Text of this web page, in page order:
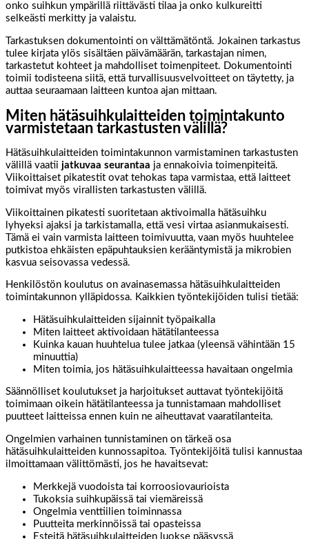
onko suihkun ympärillä riittävästi tilaa ja onko kulkureitti
selkeästi merkitty ja valaistu.
Tarkastuksen dokumentointi on välttämätöntä. Jokainen tarkastus
tulee kirjata ylös sisältäen päivämäärän, tarkastajan nimen,
tarkastetut kohteet ja mahdolliset toimenpiteet. Dokumentointi
toimii todisteena siitä, että turvallisuusvelvoitteet on täytetty, ja
auttaa seuraamaan laitteen kuntoa ajan mittaan.
Miten hätäsuihkulaitteiden toimintakunto
varmistetaan tarkastusten välillä?
Hätäsuihkulaitteiden toimintakunnon varmistaminen tarkastusten
välillä vaatii jatkuvaa seurantaa ja ennakoivia toimenpiteitä.
Viikoittaiset pikatestit ovat tehokas tapa varmistaa, että laitteet
toimivat myös virallisten tarkastusten välillä.
Viikoittainen pikatesti suoritetaan aktivoimalla hätäsuihku
lyhyeksi ajaksi ja tarkistamalla, että vesi virtaa asianmukaisesti.
Tämä ei vain varmista laitteen toimivuutta, vaan myös huuhtelee
putkistoa ehkäisten epäpuhtauksien kerääntymistä ja mikrobien
kasvua seisovassa vedessä.
Henkilöstön koulutus on avainasemassa hätäsuihkulaitteiden
toimintakunnon ylläpidossa. Kaikkien työntekijöiden tulisi tietää:
Hätäsuihkulaitteiden sijainnit työpaikalla
Miten laitteet aktivoidaan hätätilanteessa
Kuinka kauan huuhtelua tulee jatkaa (yleensä vähintään 15
minuuttia)
Miten toimia, jos hätäsuihkulaitteessa havaitaan ongelmia
Säännölliset koulutukset ja harjoitukset auttavat työntekijöitä
toimimaan oikein hätätilanteessa ja tunnistamaan mahdolliset
puutteet laitteissa ennen kuin ne aiheuttavat vaaratilanteita.
Ongelmien varhainen tunnistaminen on tärkeä osa
hätäsuihkulaitteiden kunnossapitoa. Työntekijöitä tulisi kannustaa
ilmoittamaan välittömästi, jos he havaitsevat:
Merkkejä vuodoista tai korroosiovaurioista
Tukoksia suihkupäissä tai viemäreissä
Ongelmia venttiilien toiminnassa
Puutteita merkinnöissä tai opasteissa
Esteitä hätäsuihkulaitteiden luokse pääsyssä